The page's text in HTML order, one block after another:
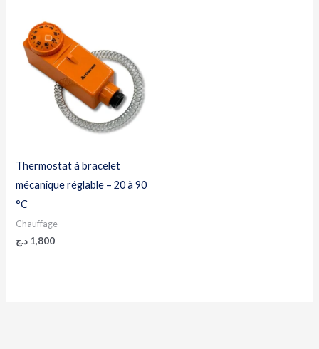
Thermostat à bracelet
mécanique réglable – 20 à 90
°C
Chauffage
1,800 د.ج